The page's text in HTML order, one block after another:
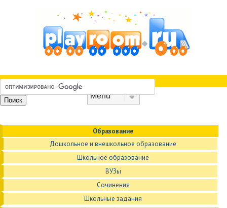
Образование
Дошкольное и внешкольное образование
Школьное образование
ВУЗы
Сочинения
Школьные задания